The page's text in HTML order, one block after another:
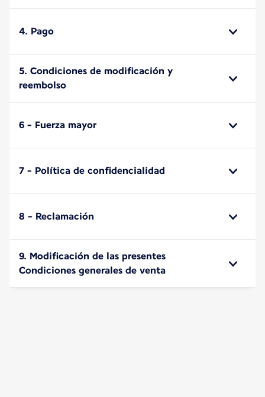
4. Pago
5. Condiciones de modificación y
reembolso
6 - Fuerza mayor
7 - Política de confidencialidad
8 - Reclamación
9. Modificación de las presentes
Condiciones generales de venta